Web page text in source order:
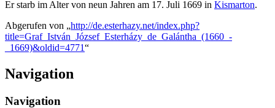
Er starb im Alter von neun Jahren am 17. Juli 1669 in Kismarton.
Abgerufen von „http://de.esterhazy.net/index.php?
title=Graf_István_József_Esterházy_de_Galántha_(1660_-
_1669)&oldid=4771“
Navigation
Navigation